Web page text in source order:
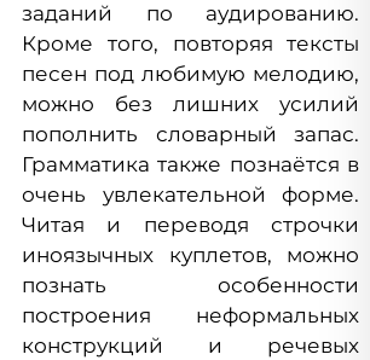
заданий по аудированию.
Кроме того, повторяя тексты
песен под любимую мелодию,
можно без лишних усилий
пополнить словарный запас.
Грамматика также познаётся в
очень увлекательной форме.
Читая и переводя строчки
иноязычных куплетов, можно
познать особенности
построения неформальных
конструкций и речевых